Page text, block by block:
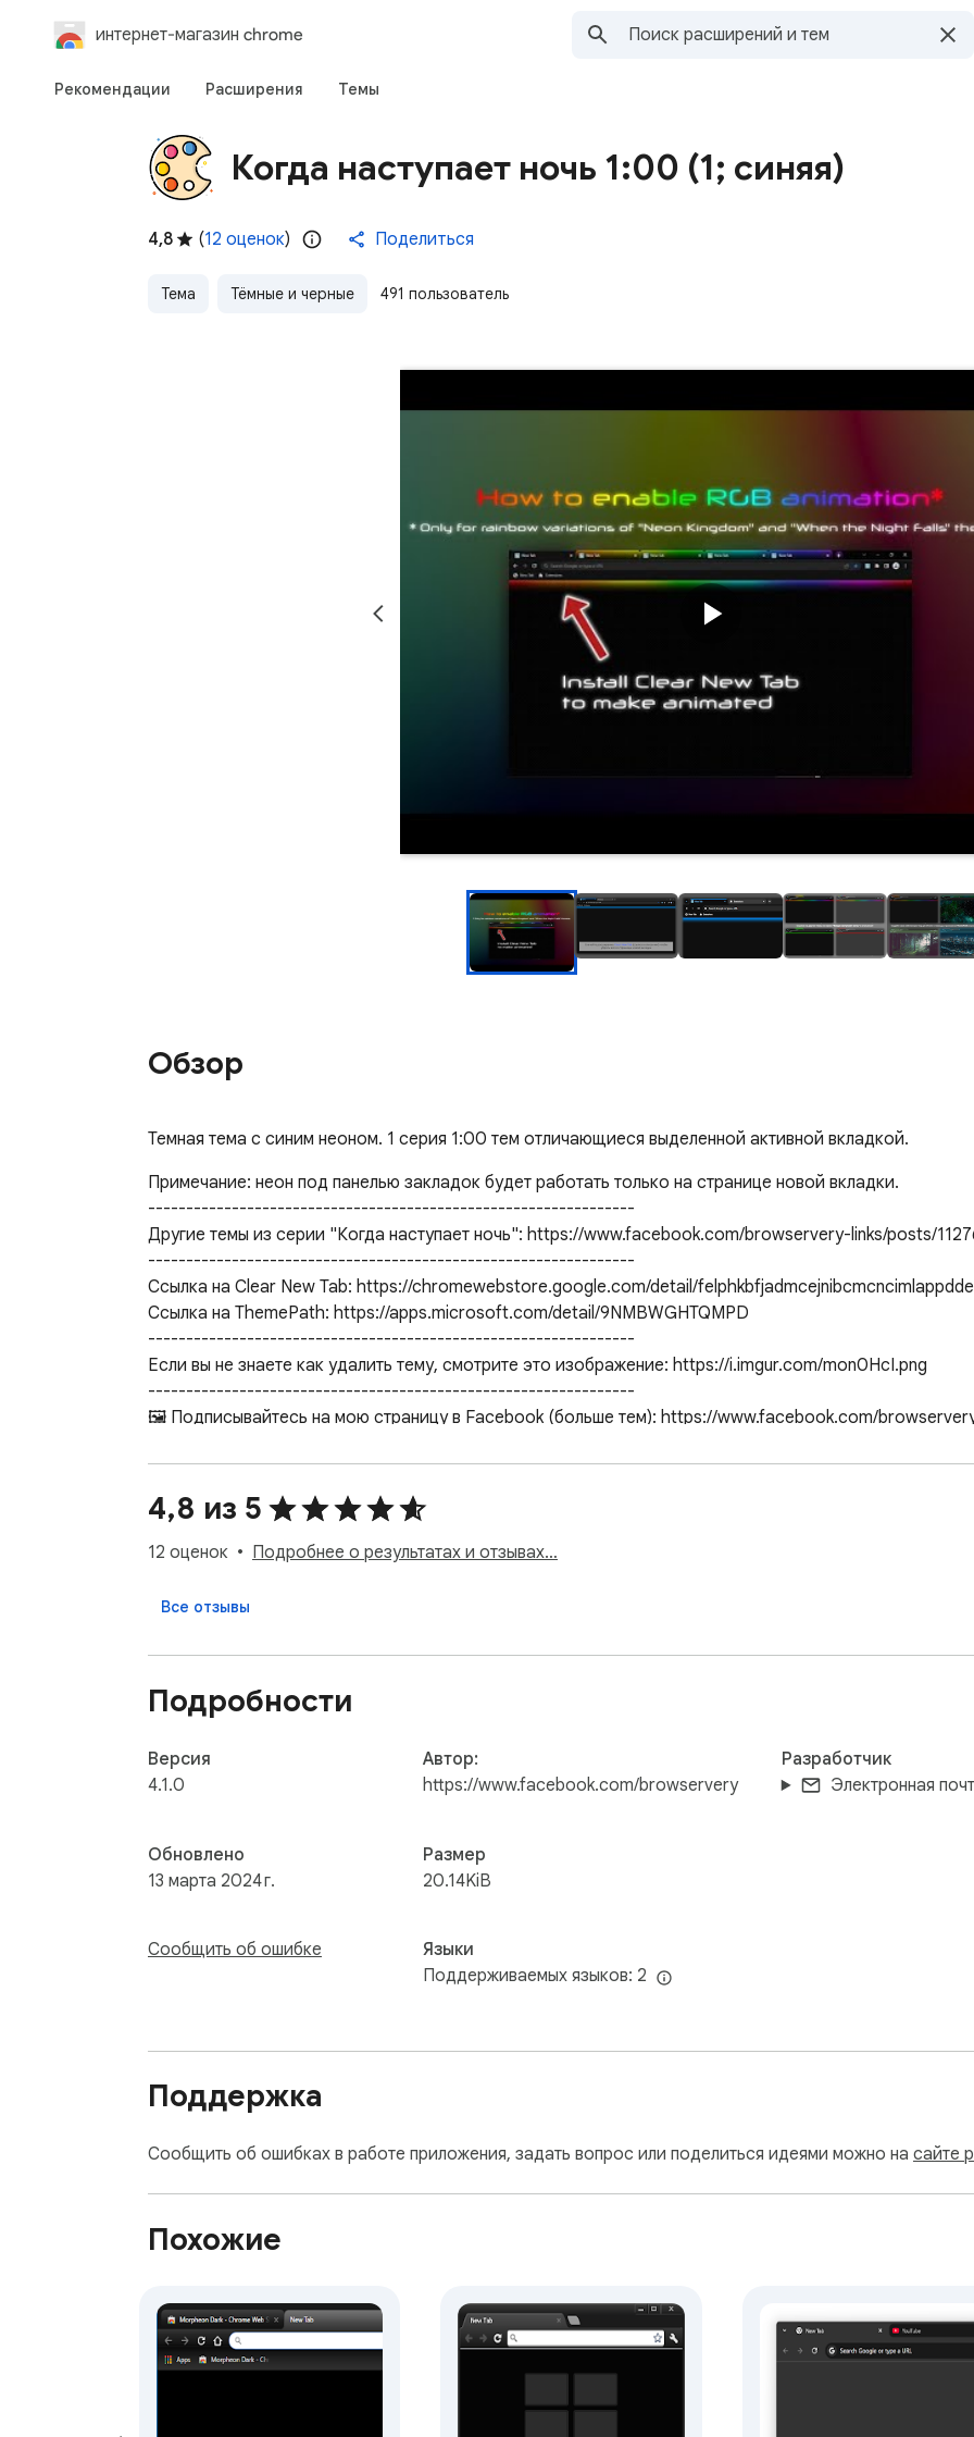
интернет-магазин chrome
Рекомендации Расширения Темы
Когда наступает ночь 1:00 (1; синяя)
4,8 (12 оценок) Поделиться
Тема Тёмные и черные 491 пользователь
Обзор
Темная тема с синим неоном. 1 серия 1:00 тем отличающиеся выделенной активной вкладкой.
Примечание: неон под панелью закладок будет работать только на странице новой вкладки.
----------------------------------------------------------------
Другие темы из серии "Когда наступает ночь": https://www.facebook.com/browservery-links/posts/
----------------------------------------------------------------
Ссылка на Clear New Tab: https://chromewebstore.google.com/detail/felphkbfjadmcejnibcmcncimlappdde
Ссылка на ThemePath: https://apps.microsoft.com/detail/9NMBWGHTQMPD
----------------------------------------------------------------
Если вы не знаете как удалить тему, смотрите это изображение: https://i.imgur.com/mon0HcI.png
----------------------------------------------------------------
🖼️ Подписывайтесь на мою страницу в Facebook (больше тем): https://www.facebook.com/
Изображения использованные в теме:
https://www.iconarchive.com/show/office-icons-by-thalita-torres/painting-palette-icon.html
4,8 из 5
12 оценок Подробнее о результатах и отзывах…
Все отзывы
Подробности
Версия
4.1.0
Обновлено
13 марта 2024 г.
Сообщить об ошибке
Автор:
https://www.facebook.com/browservery
Размер
20.14KiB
Языки
Поддерживаемых языков: 2
Разработчик
Электронная
Поддержка
Сообщить об ошибках в работе приложения, задать вопрос или поделиться идеями можно на сайте
Похожие